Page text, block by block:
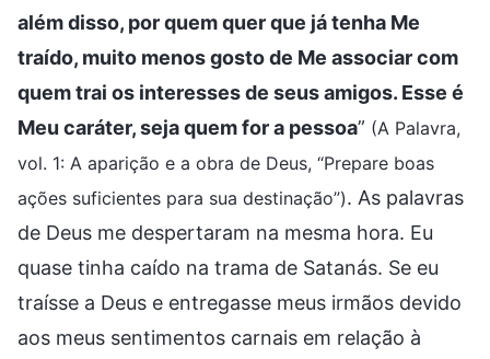
além disso, por quem quer que já tenha Me
traído, muito menos gosto de Me associar com
quem trai os interesses de seus amigos. Esse é
Meu caráter, seja quem for a pessoa” (A Palavra,
vol. 1: A aparição e a obra de Deus, “Prepare boas
ações suficientes para sua destinação”). As palavras
de Deus me despertaram na mesma hora. Eu
quase tinha caído na trama de Satanás. Se eu
traísse a Deus e entregasse meus irmãos devido
aos meus sentimentos carnais em relação à